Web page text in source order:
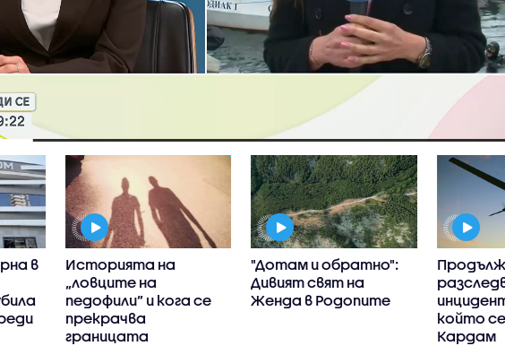
в
Историята на
„ловците на
педофили” и кога се
прекрачва
границата
"Дотам и обратно":
Дивият свят на
Женда в Родопите
който се
Кардам